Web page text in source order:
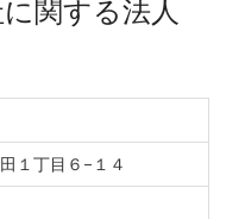
関する法人
１丁目６−１４